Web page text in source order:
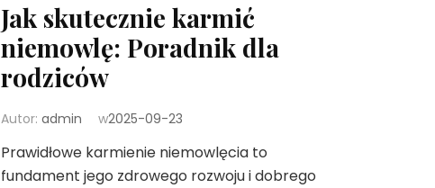
Jak skutecznie karmić
niemowlę: Poradnik dla
rodziców
Autor: admin w2025-09-23
Prawidłowe karmienie niemowlęcia to
fundament jego zdrowego rozwoju i dobrego